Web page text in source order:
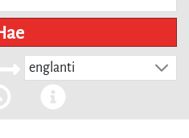
englanti